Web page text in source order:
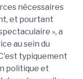
nécessaires
et pourtant
», a
au sein du
typiquement
politique et